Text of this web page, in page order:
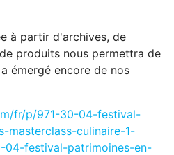
à partir d'archives, de
produits nous permettra de
émergé encore de nos
fr/p/971-30-04-festival-
masterclass-culinaire-1-
04-festival-patrimoines-en-